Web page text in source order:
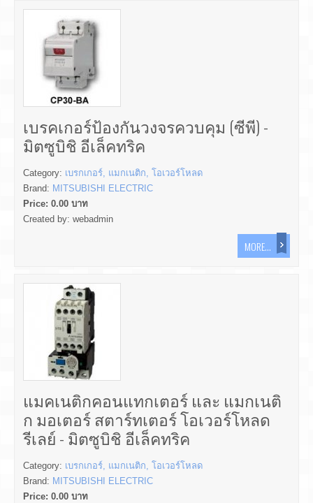
เบรคเกอร์ป้องกันวงจรควบคุม (ซีพี) -
มิตซูบิชิ อีเล็คทริค
Category: เบรกเกอร์, แมกเนติก, โอเวอร์โหลด
Brand: MITSUBISHI ELECTRIC
Price: 0.00 บาท
Created by: webadmin
MORE...
แมคเนติกคอนแทกเตอร์ และ แมกเนติ
ก มอเตอร์ สตาร์ทเตอร์ โอเวอร์โหลด
รีเลย์ - มิตซูบิชิ อีเล็คทริค
Category: เบรกเกอร์, แมกเนติก, โอเวอร์โหลด
Brand: MITSUBISHI ELECTRIC
Price: 0.00 บาท